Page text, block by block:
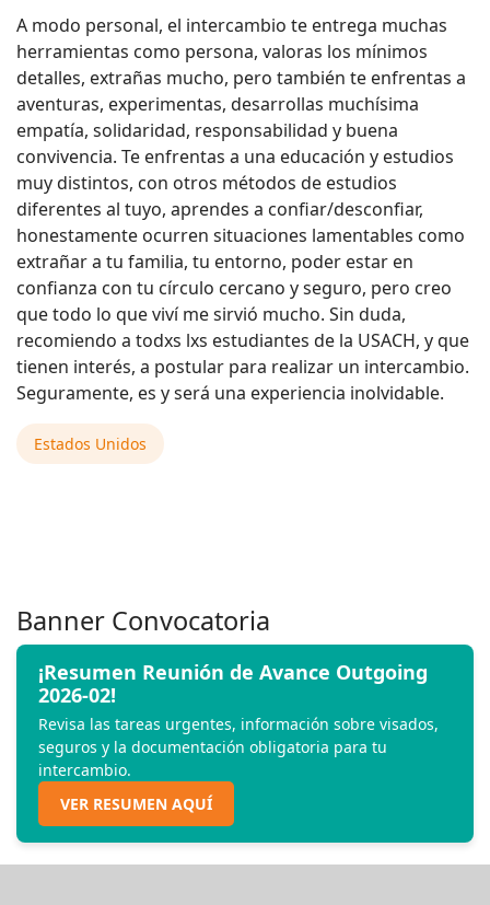
A modo personal, el intercambio te entrega muchas
herramientas como persona, valoras los mínimos
detalles, extrañas mucho, pero también te enfrentas a
aventuras, experimentas, desarrollas muchísima
empatía, solidaridad, responsabilidad y buena
convivencia. Te enfrentas a una educación y estudios
muy distintos, con otros métodos de estudios
diferentes al tuyo, aprendes a confiar/desconfiar,
honestamente ocurren situaciones lamentables como
extrañar a tu familia, tu entorno, poder estar en
confianza con tu círculo cercano y seguro, pero creo
que todo lo que viví me sirvió mucho. Sin duda,
recomiendo a todxs lxs estudiantes de la USACH, y que
tienen interés, a postular para realizar un intercambio.
Seguramente, es y será una experiencia inolvidable.
Estados Unidos
Banner Convocatoria
¡Resumen Reunión de Avance Outgoing
2026-02!
Revisa las tareas urgentes, información sobre visados,
seguros y la documentación obligatoria para tu
intercambio.
VER RESUMEN AQUÍ